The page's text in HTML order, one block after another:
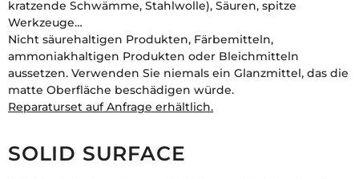
kratzende Schwämme, Stahlwolle), Säuren, spitze
Werkzeuge…
Nicht säurehaltigen Produkten, Färbemitteln,
ammoniakhaltigen Produkten oder Bleichmitteln
aussetzen. Verwenden Sie niemals ein Glanzmittel, das die
matte Oberfläche beschädigen würde.
Reparaturset auf Anfrage erhältlich.
SOLID SURFACE